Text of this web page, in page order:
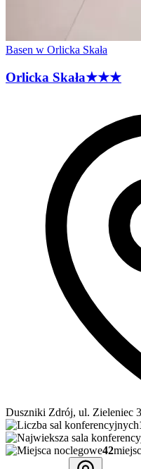
Basen w Orlicka Skała
Orlicka Skała★★★
Duszniki Zdrój, ul. Zieleniec
42